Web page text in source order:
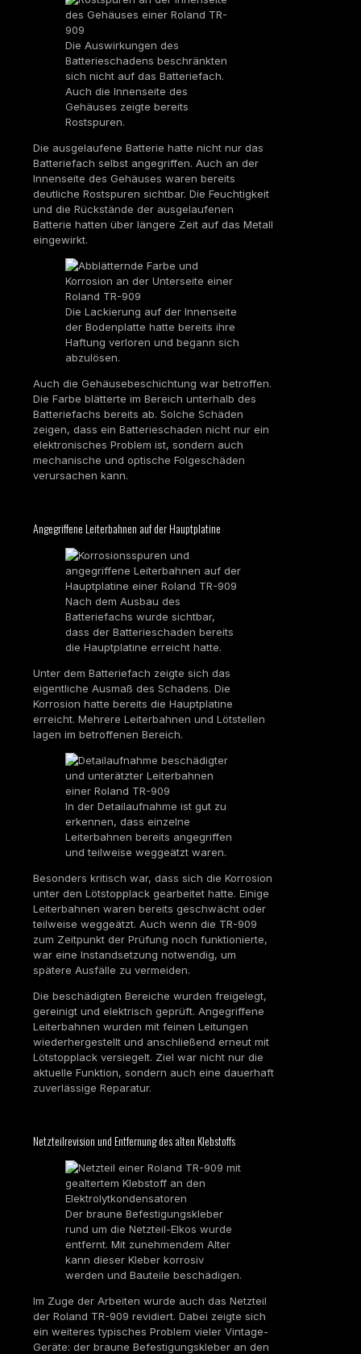
Die Auswirkungen des
Batterieschadens beschränkten
sich nicht auf das Batteriefach.
Auch die Innenseite des
Gehäuses zeigte bereits
Rostspuren.
Die ausgelaufene Batterie hatte nicht nur das
Batteriefach selbst angegriffen. Auch an der
Innenseite des Gehäuses waren bereits
deutliche Rostspuren sichtbar. Die Feuchtigkeit
und die Rückstände der ausgelaufenen
Batterie hatten über längere Zeit auf das Metall
eingewirkt.
Die Lackierung auf der Innenseite
der Bodenplatte hatte bereits ihre
Haftung verloren und begann sich
abzulösen.
Auch die Gehäusebeschichtung war betroffen.
Die Farbe blätterte im Bereich unterhalb des
Batteriefachs bereits ab. Solche Schäden
zeigen, dass ein Batterieschaden nicht nur ein
elektronisches Problem ist, sondern auch
mechanische und optische Folgeschäden
verursachen kann.
Angegriffene Leiterbahnen auf der Hauptplatine
Nach dem Ausbau des
Batteriefachs wurde sichtbar,
dass der Batterieschaden bereits
die Hauptplatine erreicht hatte.
Unter dem Batteriefach zeigte sich das
eigentliche Ausmaß des Schadens. Die
Korrosion hatte bereits die Hauptplatine
erreicht. Mehrere Leiterbahnen und Lötstellen
lagen im betroffenen Bereich.
In der Detailaufnahme ist gut zu
erkennen, dass einzelne
Leiterbahnen bereits angegriffen
und teilweise weggeätzt waren.
Besonders kritisch war, dass sich die Korrosion
unter den Lötstopplack gearbeitet hatte. Einige
Leiterbahnen waren bereits geschwächt oder
teilweise weggeätzt. Auch wenn die TR-909
zum Zeitpunkt der Prüfung noch funktionierte,
war eine Instandsetzung notwendig, um
spätere Ausfälle zu vermeiden.
Die beschädigten Bereiche wurden freigelegt,
gereinigt und elektrisch geprüft. Angegriffene
Leiterbahnen wurden mit feinen Leitungen
wiederhergestellt und anschließend erneut mit
Lötstopplack versiegelt. Ziel war nicht nur die
aktuelle Funktion, sondern auch eine dauerhaft
zuverlässige Reparatur.
Netzteilrevision und Entfernung des alten Klebstoffs
Der braune Befestigungskleber
rund um die Netzteil-Elkos wurde
entfernt. Mit zunehmendem Alter
kann dieser Kleber korrosiv
werden und Bauteile beschädigen.
Im Zuge der Arbeiten wurde auch das Netzteil
der Roland TR-909 revidiert. Dabei zeigte sich
ein weiteres typisches Problem vieler Vintage-
Geräte: der braune Befestigungskleber an den